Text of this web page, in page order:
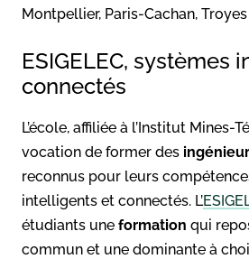
Montpellier, Paris-Cachan,
ESIGELEC, systèmes
connectés
L’école, affiliée à l’Institut Mines-
vocation de former des
reconnus pour leurs
intelligents et connectés. L’
étudiants une formation qui
commun et une dominante à